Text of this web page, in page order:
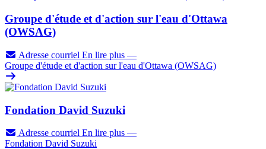
Groupe d'étude et d'action sur l'eau d'Ottawa
(OWSAG)
Adresse courriel En lire plus —
Groupe d'étude et d'action sur l'eau d'Ottawa (OWSAG)
Fondation David Suzuki
Adresse courriel En lire plus —
Fondation David Suzuki